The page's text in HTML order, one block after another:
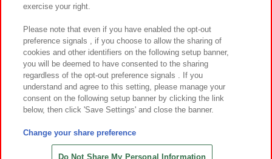
お取引先さまとともに
カスタマーハラスメント対応方針 よくあるご質問・お問い合わせ
©Bandai Namco Amusement Inc.
©Bandai Namco Amusement Lab Inc.
©HANAYASHIKI Co., Ltd. All Rights Reserved.
exercise your right.
Please note that even if you have enabled the opt-out
preference signals , if you choose to allow the sharing of
cookies and other identifiers on the following setup banner,
you will be deemed to have consented to the sharing
regardless of the opt-out preference signals . If you
understand and agree to this setting, please manage your
consent on the following setup banner by clicking the link
below, then click 'Save Settings' and close the banner.
Change your share preference
Do Not Share My Personal Information